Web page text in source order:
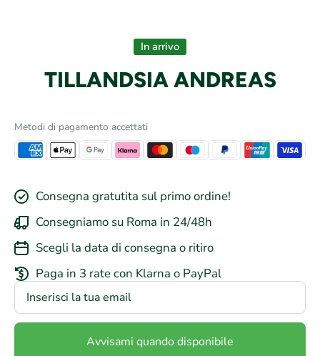
In arrivo
TILLANDSIA ANDREAS
Metodi di pagamento accettati
Consegna gratutita sul primo ordine!
Consegniamo su Roma in 24/48h
Scegli la data di consegna o ritiro
Paga in 3 rate con Klarna o PayPal
Avvisami quando disponibile